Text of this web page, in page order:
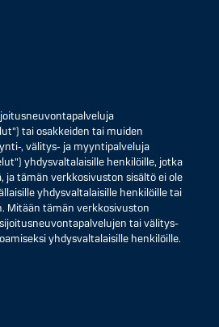
tai osakkeiden tai muiden
, välitys- ja myyntipalveluja
yhdysvaltalaisille henkilöille, jotka
ja tämän verkkosivuston sisältö ei ole
yhdysvaltalaisille henkilöille tai
Mitään tämän verkkosivuston
tai välitys-
yhdysvaltalaisille henkilöille.